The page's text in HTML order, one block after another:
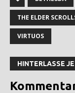
THE ELDER
VIRTUOS
HINTERLASSE